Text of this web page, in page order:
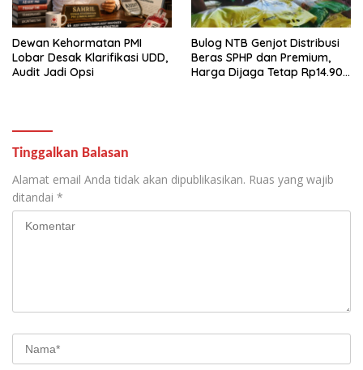
Dewan Kehormatan PMI
Lobar Desak Klarifikasi UDD,
Audit Jadi Opsi
Bulog NTB Genjot Distribusi
Beras SPHP dan Premium,
Harga Dijaga Tetap Rp14.900
Tinggalkan Balasan
Alamat email Anda tidak akan dipublikasikan. Ruas yang wajib
ditandai *